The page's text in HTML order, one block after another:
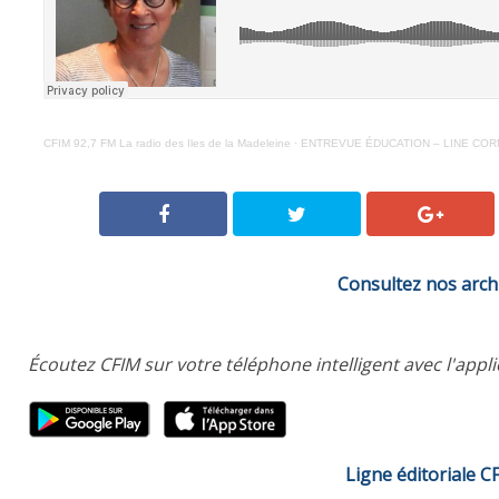
CFIM 92,7 FM La radio des Iles de la Madeleine · ENTREVUE ÉDUCATION – LINE
Consultez nos
Écoutez CFIM sur votre téléphone intelligent avec
Ligne éditoriale